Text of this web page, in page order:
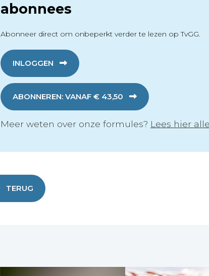
abonnees
Abonneer direct om onbeperkt verder te lezen op TvGG.
INLOGGEN
ABONNEREN: VANAF € 43,50
Meer weten over onze formules? Lees hier
TERUG